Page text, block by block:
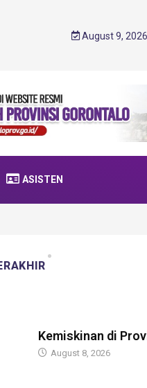
August 9, 2026
ASISTEN
Kemiskinan di
August 8, 2026